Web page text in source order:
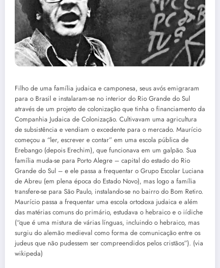
Filho de uma família judaica e camponesa, seus avós emigraram
para o Brasil e instalaram-se no interior do Rio Grande do Sul
através de um projeto de colonização que tinha o financiamento da
Companhia Judaica de Colonização. Cultivavam uma agricultura
de subsistência e vendiam o excedente para o mercado. Maurício
começou a “ler, escrever e contar” em uma escola pública de
Erebango (depois Erechim), que funcionava em um galpão. Sua
família muda-se para Porto Alegre – capital do estado do Rio
Grande do Sul – e ele passa a frequentar o Grupo Escolar Luciana
de Abreu (em plena época do Estado Novo), mas logo a família
transfere-se para São Paulo, instalando-se no bairro do Bom Retiro.
Maurício passa a frequentar uma escola ortodoxa judaica e além
das matérias comuns do primário, estudava o hebraico e o iídiche
(“que é uma mistura de várias línguas, incluindo o hebraico, mas
surgiu do alemão medieval como forma de comunicação entre os
judeus que não pudessem ser compreendidos pelos cristãos”). (via
wikipeda)